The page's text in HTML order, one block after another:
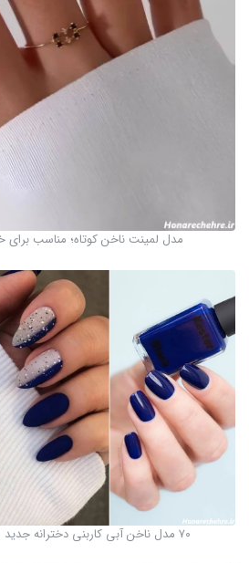
مدل لمینت ناخن کوتاه؛ مناسب برای
۷۰ مدل ناخن آبی کاربنی دخترانه جدید ۱۴۰۲ ؛ زیبایی را به ...